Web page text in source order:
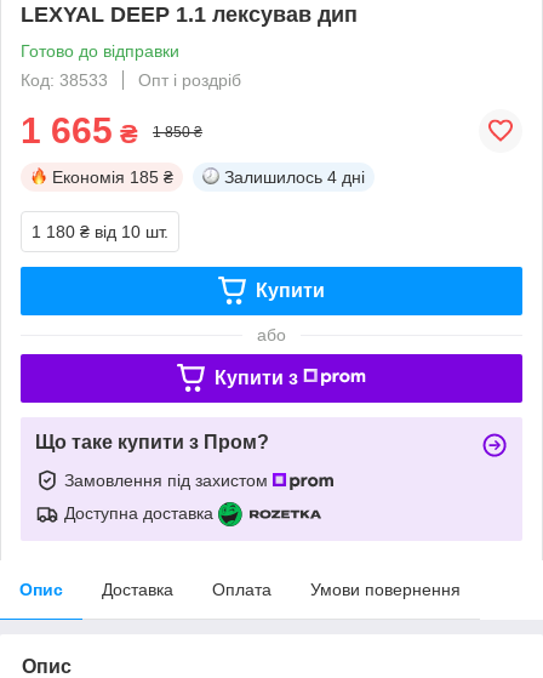
LEXYAL DEEP 1.1 лексував дип
Готово до відправки
Код: 38533
Опт і роздріб
1 665 ₴ 1 850 ₴
Економія 185 ₴ Залишилось 4 дні
1 180 ₴ від 10 шт.
Купити
або
Купити з
Що таке купити з Пром?
Замовлення під захистом
Доступна доставка
Опис Доставка Оплата Умови повернення
Опис